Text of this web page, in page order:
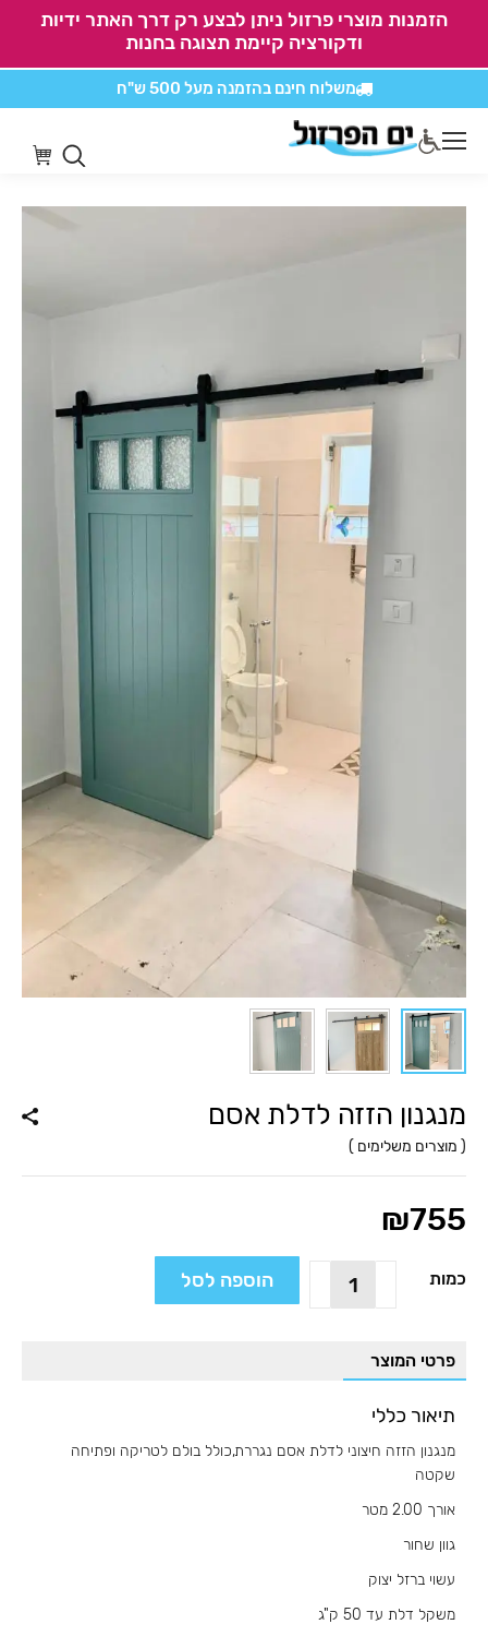
הזמנות מוצרי פרזול ניתן לבצע רק דרך האתר ידיות
ודקורציה קיימת תצוגה בחנות
משלוח חינם בהזמנה מעל 500 ש"ח
מנגנון הזזה לדלת אסם
( מוצרים משלימים )
₪755
כמות
לדלת
הוספה לסל
פרטי המוצר
תיאור כללי
מנגנון הזזה חיצוני לדלת אסם נגררת,כולל בולם לטריקה ופתיחה
שקטה
אורך 2.00 מטר
גוון שחור
עשוי ברזל יצוק
משקל דלת עד 50 ק"ג